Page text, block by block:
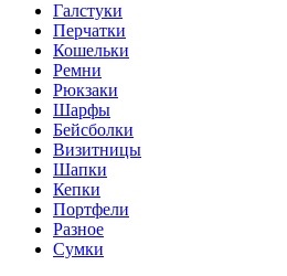
Галстуки
Перчатки
Кошельки
Ремни
Рюкзаки
Шарфы
Бейсболки
Визитницы
Шапки
Кепки
Портфели
Разное
Сумки